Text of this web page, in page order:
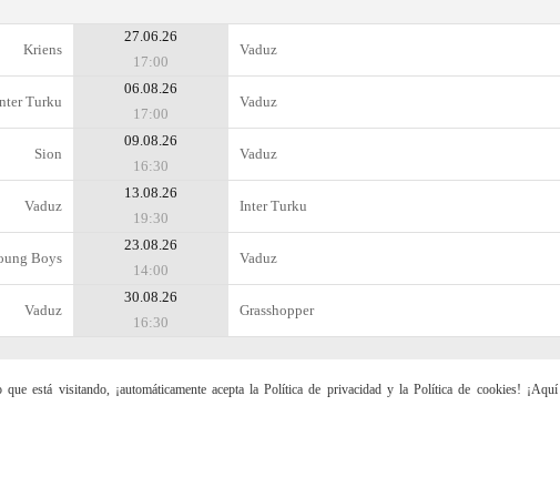
Kriens
27.06.26
17:00
Vaduz
Turku
06.08.26
17:00
Vaduz
Sion
09.08.26
16:30
Vaduz
Vaduz
13.08.26
19:30
Inter Turku
Boys
23.08.26
14:00
Vaduz
Vaduz
30.08.26
16:30
Grasshopper
está visitando, ¡automáticamente acepta la Política de privacidad y la Política de cookies! ¡Aquí